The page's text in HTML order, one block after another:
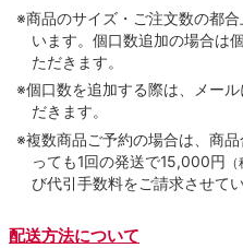
※商品のサイズ・ご注文数の都
います。個口数追加の場合は
ただきます。
※個口数を追加する際は、メー
だきます。
※複数商品ご予約の場合は、商
っても1回の発送で15,000円
び代引手数料をご請求させて
配送方法について